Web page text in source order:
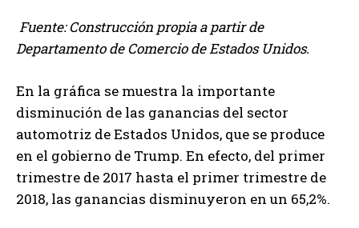
Fuente: Construcción propia a partir de
Departamento de Comercio de Estados Unidos.
En la gráfica se muestra la importante
disminución de las ganancias del sector
automotriz de Estados Unidos, que se produce
en el gobierno de Trump. En efecto, del primer
trimestre de 2017 hasta el primer trimestre de
2018, las ganancias disminuyeron en un 65,2%.